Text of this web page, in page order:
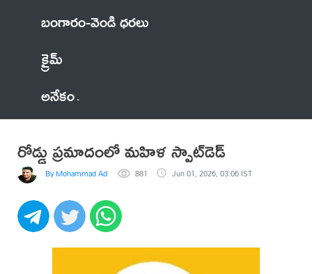
బంగారం-వెండి ధరలు
క్రైమ్
అనేకం
రోడ్డు ప్రమాదంలో మహిళ స్పాట్‌డెడ్
By Mohammad Adil Anwar 881 Jun 01, 2026, 03:06 IST